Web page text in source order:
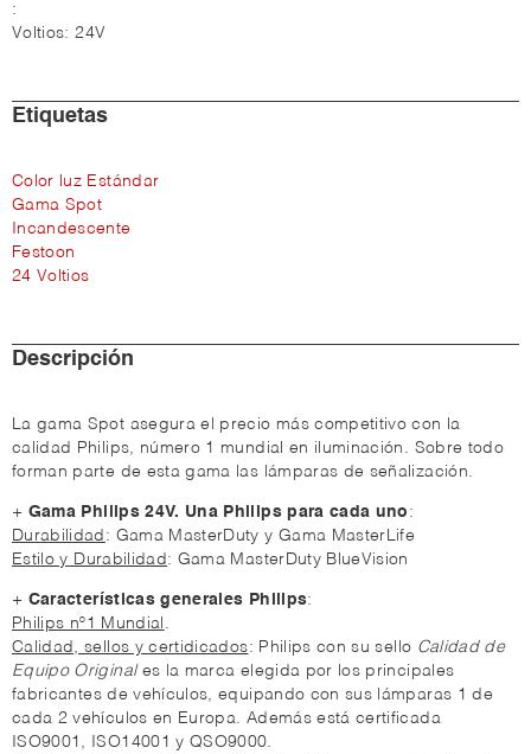
:
Voltios:24V
Etiquetas
Color luz Estándar
Gama Spot
Incandescente
Festoon
24 Voltios
Descripción
La gama Spot asegura el precio más competitivo con la
calidad Philips, número 1 mundial en iluminación. Sobre todo
forman parte de esta gama las lámparas de señalización.
+ Gama Philips 24V. Una Philips para cada uno :
Durabilidad : Gama MasterDuty y Gama MasterLife
Estilo y Durabilidad : Gama MasterDuty BlueVision
+ Características generales Philips:
Philips nº1 Mundial .
Calidad, sellos y certidicados: Philips con su sello Calidad de
Equipo Originales la marca elegida por los principales
fabricantes de vehículos, equipando con sus lámparas 1 de
cada 2 vehículos en Europa. Además está certificada
ISO9001, ISO14001 y QSO9000.